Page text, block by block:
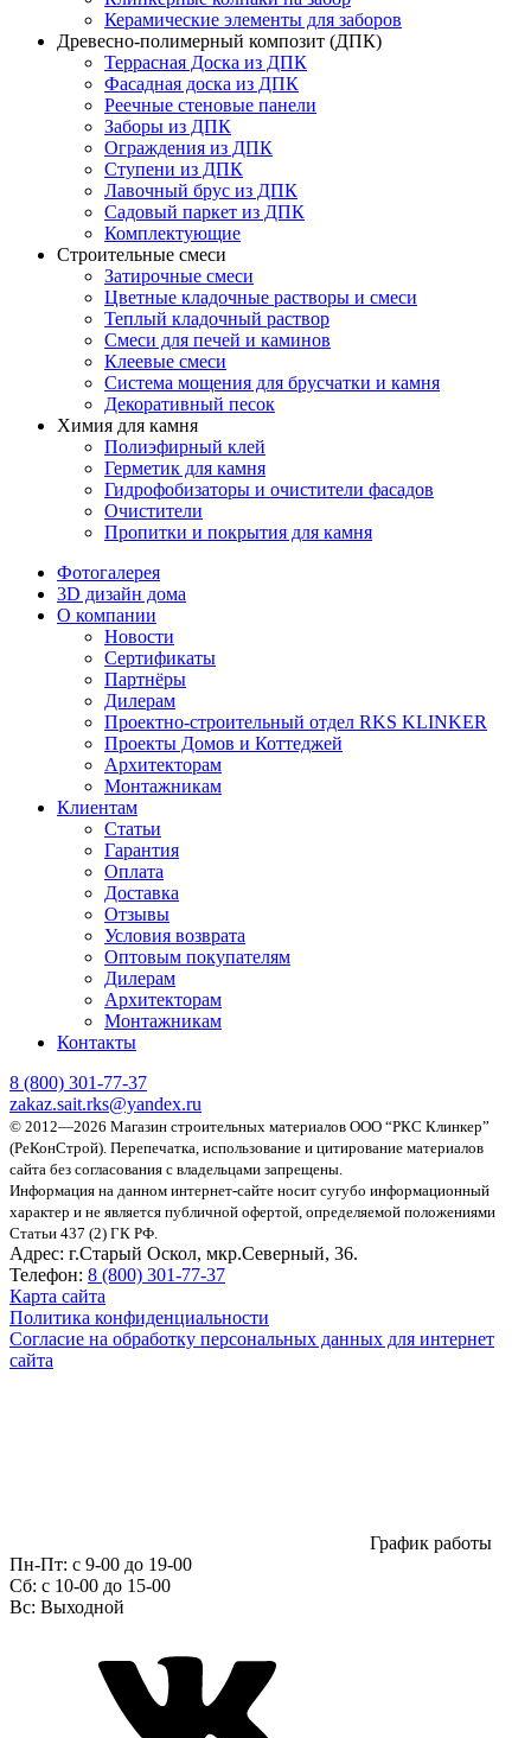
Керамические элементы для заборов
Древесно-полимерный композит (ДПК)
Террасная Доска из ДПК
Фасадная доска из ДПК
Реечные стеновые панели
Заборы из ДПК
Ограждения из ДПК
Ступени из ДПК
Лавочный брус из ДПК
Садовый паркет из ДПК
Комплектующие
Строительные смеси
Затирочные смеси
Цветные кладочные растворы и смеси
Теплый кладочный раствор
Смеси для печей и каминов
Клеевые смеси
Система мощения для брусчатки и камня
Декоративный песок
Химия для камня
Полиэфирный клей
Герметик для камня
Гидрофобизаторы и очистители фасадов
Очистители
Пропитки и покрытия для камня
Фотогалерея
3D дизайн дома
О компании
Новости
Сертификаты
Партнёры
Дилерам
Проектно-строительный отдел RKS KLINKER
Проекты Домов и Коттеджей
Архитекторам
Монтажникам
Клиентам
Статьи
Гарантия
Оплата
Доставка
Отзывы
Условия возврата
Оптовым покупателям
Дилерам
Архитекторам
Монтажникам
Контакты
8 (800) 301-77-37
zakaz.sait.rks@yandex.ru
© 2012—2026 Магазин строительных материалов ООО “РКС Клинкер”
(РеКонСтрой). Перепечатка, использование и цитирование материалов
сайта без согласования с владельцами запрещены.
Информация на данном интернет-сайте носит сугубо информационный
характер и не является публичной офертой, определяемой положениями
Статьи 437 (2) ГК РФ.
Адрес: г.Старый Оскол, мкр.Северный, 36.
Телефон: 8 (800) 301-77-37
Карта сайта
Политика конфиденциальности
Согласие на обработку персональных данных для интернет
сайта
График работы
Пн-Пт: с 9-00 до 19-00
Сб: c 10-00 до 15-00
Вс: Выходной